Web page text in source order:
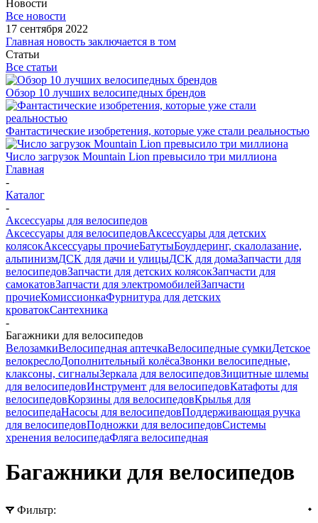
Новости
Все новости
17 сентября 2022
Главная новость заключается в том
Статьи
Все статьи
Обзор 10 лучших велосипедных брендов
Фантастические изобретения, которые уже стали реальностью
Число загрузок Mountain Lion превысило три миллиона
Главная
-
Каталог
-
Аксессуары для велосипедов
Аксессуары для велосипедовАксессуары для детских
колясокАксессуары прочиеБатутыБоулдеринг, скалолазание,
альпинизмДСК для дачи и улицыДСК для домаЗапчасти для
велосипедовЗапчасти для детских колясокЗапчасти для
самокатовЗапчасти для электромобилейЗапчасти
прочиеКомиссионкаФурнитура для детских
кроватокСантехника
-
Багажники для велосипедов
ВелозамкиВелосипедная аптечкаВелосипедные сумкиДетское
велокреслоДополнительный колёсаЗвонки велосипедные,
клаксоны, сигналыЗеркала для велосипедовЗищитные шлемы
для велосипедовИнструмент для велосипедовКатафоты для
велосипедовКорзины для велосипедовКрылья для
велосипедаНасосы для велосипедовПоддерживающая ручка
для велосипедовПодножки для велосипедовСистемы
хренения велосипедаФляга велосипедная
Багажники для велосипедов
Фильтр: